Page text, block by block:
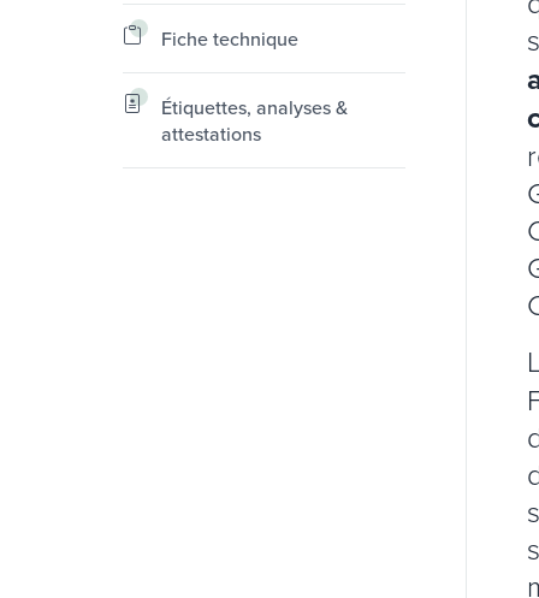
Fiche technique
Étiquettes, analyses &
attestations